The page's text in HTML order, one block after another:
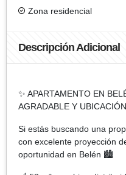
Zona residencial
Descripción Adicional
✨ APARTAMENTO EN
AGRADABLE Y
Si estás buscando una
con excelente proyección
oportunidad en Belén 🏙️